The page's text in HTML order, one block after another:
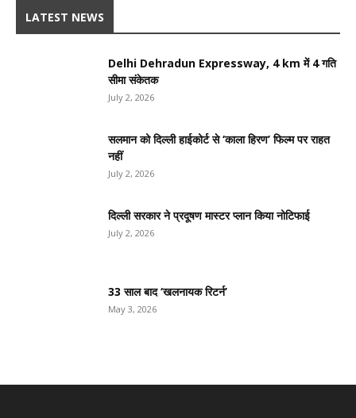
LATEST NEWS
Delhi Dehradun Expressway, 4 km में 4 गति
सीमा संकेतक
July 2, 2026
सलमान को दिल्ली हाईकोर्ट से ‘काला हिरण’ फिल्म पर राहत
नहीं
July 2, 2026
दिल्ली सरकार ने प्रदूषण मास्टर प्लान किया नोटिफाई
July 2, 2026
33 साल बाद ‘खलनायक रिटर्न’
May 3, 2026